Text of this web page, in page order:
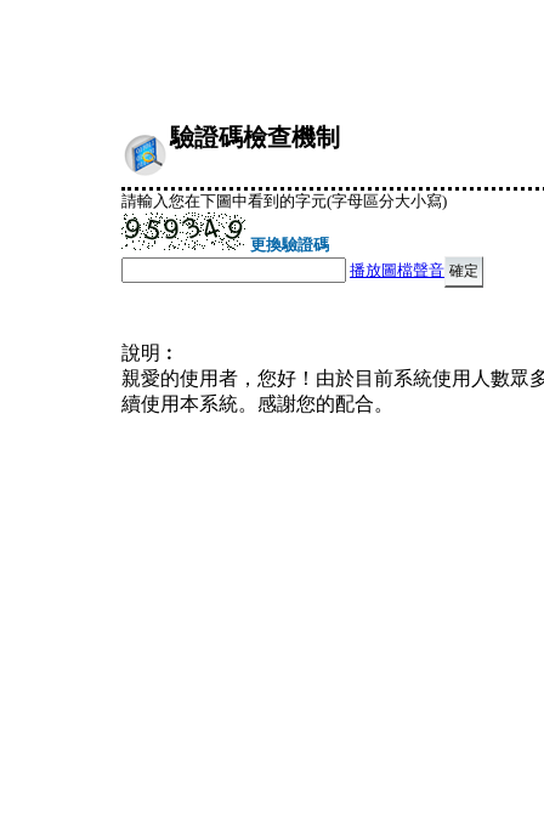
驗證碼檢查機制
請輸入您在下圖中看到的字元(字母區分大小寫)
更換驗證碼
播放圖檔聲音
說明︰
親愛的使用者，您好！由於目前系統使用人數眾
續使用本系統。感謝您的配合。